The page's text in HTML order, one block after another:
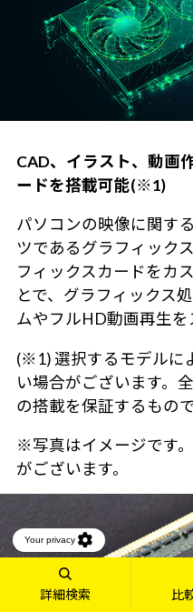
CAD、イラスト、動画
ードを搭載可能(※1)
パソコンの映像に関す
ツであるグラフィック
フィックスカードをカ
とで、グラフィックス
ムやフルHD動画再生を
(※1) 選択するモデルに
い場合がございます。
の搭載を保証するもの
※写真はイメージです
がございます。
詳細検索 比